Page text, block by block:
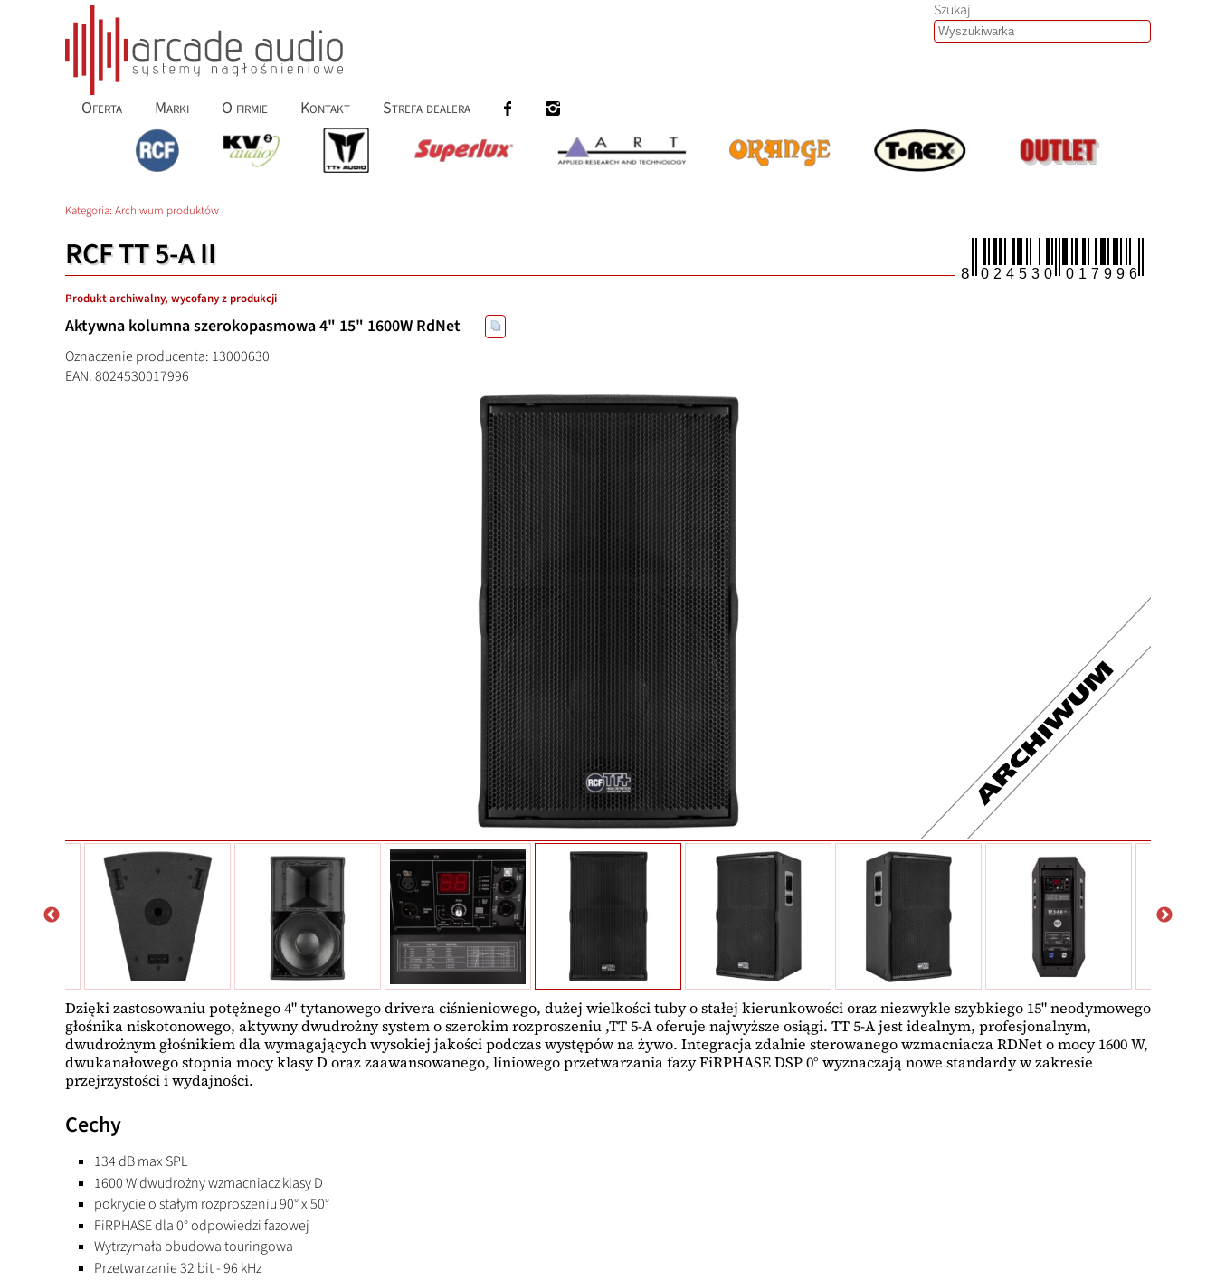
Szukaj
Oferta Marki O firmie Kontakt Strefa dealera
Kategoria: Archiwum produktów
RCF TT 5-A II
Produkt archiwalny, wycofany z produkcji
Aktywna kolumna szerokopasmowa 4" 15" 1600W RdNet
Oznaczenie producenta: 13000630
EAN: 8024530017996
Dzięki zastosowaniu potężnego 4" tytanowego drivera ciśnieniowego, dużej wielkości tuby o stałej kierunkowości oraz niezwykle szybkiego 15" neodymowego
głośnika niskotonowego, aktywny dwudrożny system o szerokim rozproszeniu ,TT 5-A oferuje najwyższe osiągi. TT 5-A jest idealnym, profesjonalnym,
dwudrożnym głośnikiem dla wymagających wysokiej jakości podczas występów na żywo. Integracja zdalnie sterowanego wzmacniacza RDNet o mocy 1600 W,
dwukanałowego stopnia mocy klasy D oraz zaawansowanego, liniowego przetwarzania fazy FiRPHASE DSP 0° wyznaczają nowe standardy w zakresie
przejrzystości i wydajności.
Cechy
134 dB max SPL
1600 W dwudrożny wzmacniacz klasy D
pokrycie o stałym rozproszeniu 90° x 50°
FiRPHASE dla 0° odpowiedzi fazowej
Wytrzymała obudowa touringowa
Przetwarzanie 32 bit - 96 kHz